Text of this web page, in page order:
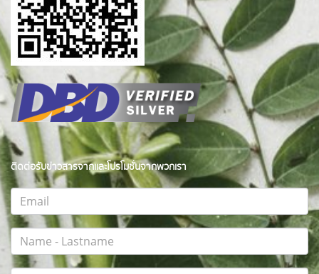
ติดต่อรับข่าวสารจากและโปรโมชั่นจากพวกเรา